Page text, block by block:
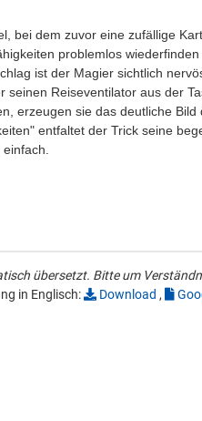
bei dem zuvor eine zufällige
problemlos
ist der Magier sichtlich
seinen Reiseventilator aus der
erzeugen sie das deutliche
entfaltet der Trick seine
übersetzt. Bitte um
in Englisch: Download ,